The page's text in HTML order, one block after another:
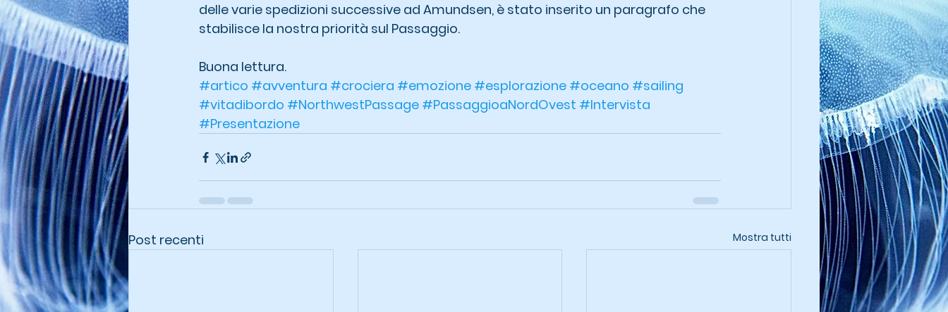
delle varie spedizioni successive ad Amundsen, è stato inserito un paragrafo che
stabilisce la nostra priorità sul Passaggio.
Buona lettura.
#artico #avventura #crociera #emozione #esplorazione #oceano #sailing
#vitadibordo #NorthwestPassage #PassaggioaNordOvest #Intervista
#Presentazione
Post recenti Mostra tutti